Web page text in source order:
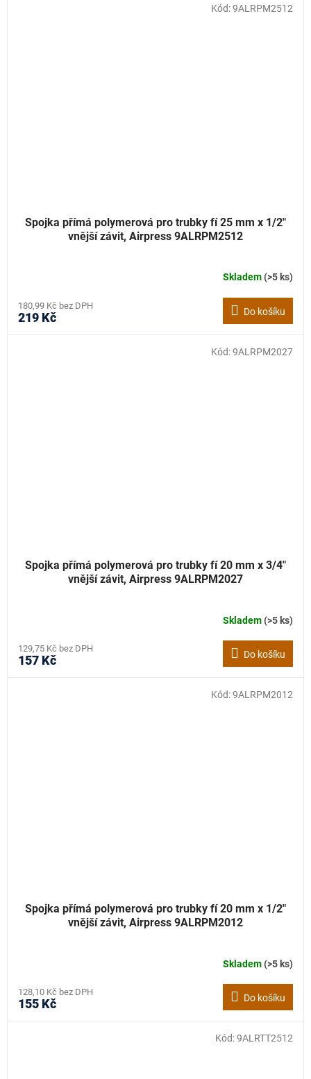
Spojka přímá polymerová pro trubky fí 25 mm x 1/2"
vnější závit, Airpress 9ALRPM2512
Skladem(>5 ks)
180,99 Kč bez DPH
219 Kč Do košíku
Kód:9ALRPM2512
Spojka přímá polymerová pro trubky fí 20 mm x 3/4"
vnější závit, Airpress 9ALRPM2027
Skladem(>5 ks)
129,75 Kč bez DPH
157 Kč Do košíku
Kód:9ALRPM2027
Spojka přímá polymerová pro trubky fí 20 mm x 1/2"
vnější závit, Airpress 9ALRPM2012
Skladem(>5 ks)
128,10 Kč bez DPH
155 Kč Do košíku
Kód:9ALRPM2012
Kód:9ALRTT2512